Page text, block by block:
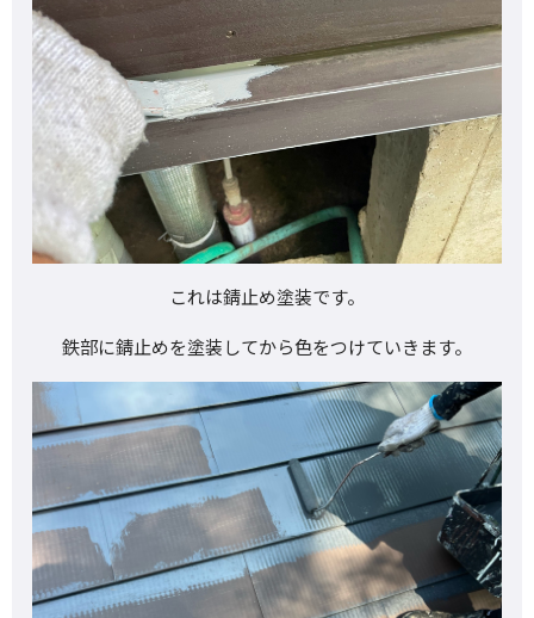
これは錆止め塗装です。
鉄部に錆止めを塗装してから色をつけていきます。